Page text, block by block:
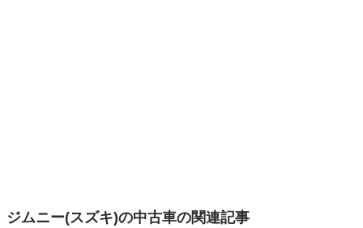
ジムニー(スズキ)の中古車の関連記事